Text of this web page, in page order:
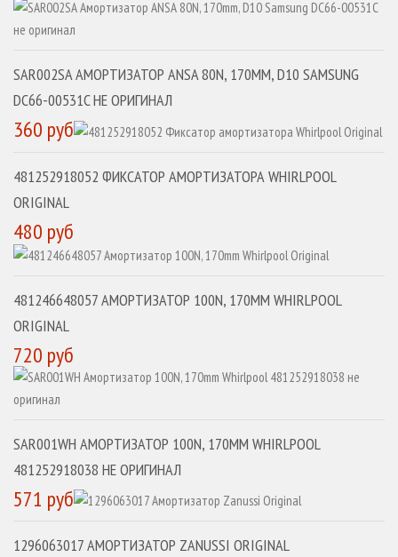
SAR002SA АМОРТИЗАТОР ANSA 80N, 170MM, D10 SAMSUNG
DC66-00531C НЕ ОРИГИНАЛ
360 руб
481252918052 ФИКСАТОР АМОРТИЗАТОРА WHIRLPOOL
ORIGINAL
480 руб
481246648057 АМОРТИЗАТОР 100N, 170MM WHIRLPOOL
ORIGINAL
720 руб
SAR001WH АМОРТИЗАТОР 100N, 170MM WHIRLPOOL
481252918038 НЕ ОРИГИНАЛ
571 руб
1296063017 АМОРТИЗАТОР ZANUSSI ORIGINAL